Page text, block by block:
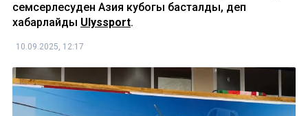
семсерлесуден Азия кубогы басталды, деп
хабарлайды Ulyssport.
10.09.2025, 12:17